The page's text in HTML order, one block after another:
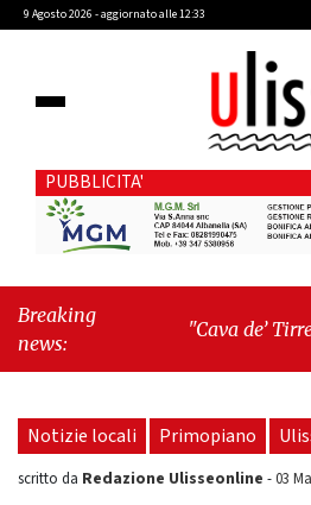
9 Agosto 2026 - aggiornato alle 12:33
PUBBLICITA'
Breaking
news:
"Cava de’ Tirreni,
seduta consiliare:
Notizie locali Primopiano
scritto da Redazione Ulisseonline -03